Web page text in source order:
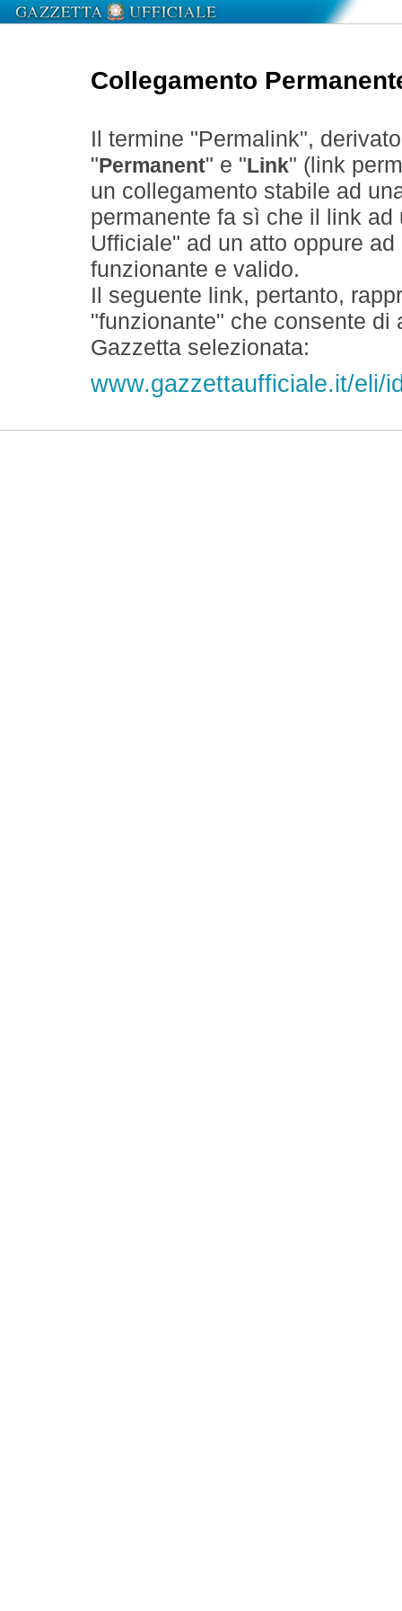
Collegamento
Il termine "Permalink",
" Permanent" e " Link" (link
un collegamento stabile ad
permanente fa sì che il link
Ufficiale" ad un atto oppure
funzionante e valido.
Il seguente link, pertanto,
"funzionante" che consente
Gazzetta selezionata:
www.gazzettaufficiale.it/eli/